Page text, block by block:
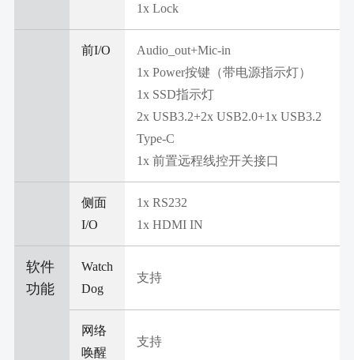
1x Lock
前I/O
Audio_out+Mic-in
1x Power按键（带电源指示灯）
1x SSD指示灯
2x USB3.2+2x USB2.0+1x USB3.2
Type-C
1x 前置远程线控开关接口
侧面
I/O
1x RS232
1x HDMI IN
软件
功能
Watch
Dog
支持
网络
唤醒
支持